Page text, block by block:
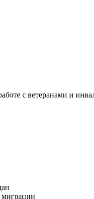
с ветеранами и
миграции